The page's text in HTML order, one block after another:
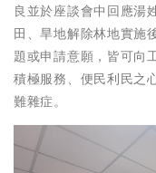
良並於座談會中回應湯
田、旱地解除林地實施
題或申請意願，皆可向
積極服務、便民利民之
難雜症。